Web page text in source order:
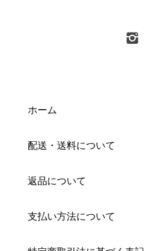
ホーム
配送・送料について
返品について
支払い方法について